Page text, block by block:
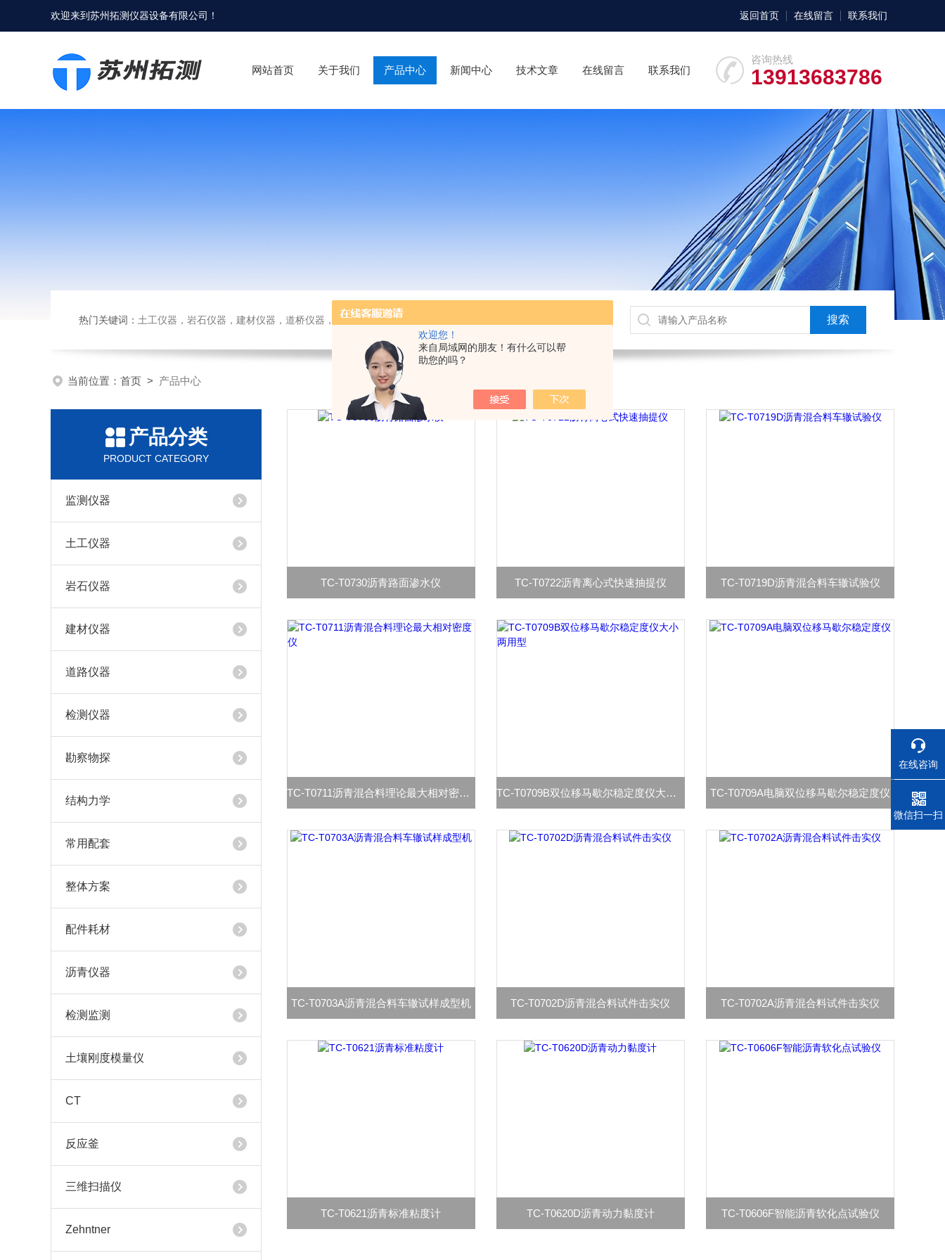
欢迎您！
来自局域网的朋友！有什么可以帮
助您的吗？
欢迎来到苏州拓测仪器设备有限公司 ！ 返回首页 在线留言 联系我们
咨询热线
13913683786
网站首页 关于我们 产品中心 新闻中心 技术文章 在线留言 联系我们
热门关键词： 土工仪器，岩石仪器，建材仪器，道桥仪器，检测仪器，检测仪器，物探仪器，勘察仪器，试验机试验箱，整体方案
当前位置： 首页 > 产品中心
产品分类
PRODUCT CATEGORY
监测仪器
土工仪器
岩石仪器
建材仪器
道路仪器
检测仪器
勘察物探
结构力学
常用配套
整体方案
配件耗材
沥青仪器
检测监测
土壤刚度模量仪
CT
反应釜
三维扫描仪
Zehntner
TC-T0730沥青路面渗水仪 TC-T0722沥青离心式快速抽提仪 TC-T0719D沥青混合料车辙试验仪
TC-T0711沥青混合料理论最大相对密度仪 TC-T0709B双位移马歇尔稳定度仪大小两用型 TC-T0709A电脑双位移马歇尔稳定度仪
TC-T0703A沥青混合料车辙试样成型机 TC-T0702D沥青混合料试件击实仪 TC-T0702A沥青混合料试件击实仪
TC-T0621沥青标准粘度计 TC-T0620D沥青动力黏度计 TC-T0606F智能沥青软化点试验仪
在线咨询
电话
微信扫一扫